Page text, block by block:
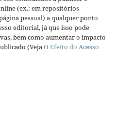
(ex.: em repositórios
pessoal) a qualquer ponto
editorial, já que isso pode
bem como aumentar o impacto
(VejaO Efeito do Acesso